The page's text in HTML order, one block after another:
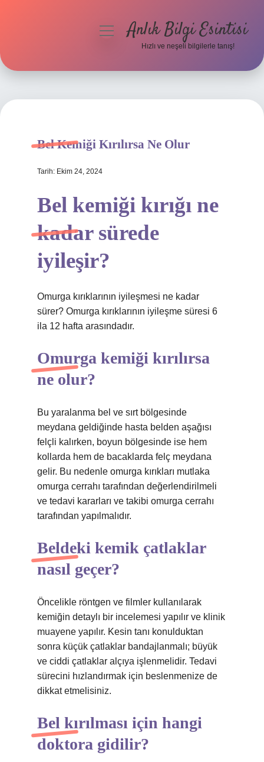
Hakkımızda
menüyüAnlık Bilgi Esintisi
Hızlı ve neşeli bilgilerle tanış!
Bel Kemiği Kırılırsa Ne Olur
Tarih: Ekim 24, 2024
Bel kemiği kırığı ne
kadar sürede
iyileşir?
Omurga kırıklarının iyileşmesi ne kadar
sürer? Omurga kırıklarının iyileşme süresi 6
ila 12 hafta arasındadır.
Omurga kemiği kırılırsa
ne olur?
Bu yaralanma bel ve sırt bölgesinde
meydana geldiğinde hasta belden aşağısı
felçli kalırken, boyun bölgesinde ise hem
kollarda hem de bacaklarda felç meydana
gelir. Bu nedenle omurga kırıkları mutlaka
omurga cerrahı tarafından değerlendirilmeli
ve tedavi kararları ve takibi omurga cerrahı
tarafından yapılmalıdır.
Beldeki kemik çatlaklar
nasıl geçer?
Öncelikle röntgen ve filmler kullanılarak
kemiğin detaylı bir incelemesi yapılır ve klinik
muayene yapılır. Kesin tanı konulduktan
sonra küçük çatlaklar bandajlanmalı; büyük
ve ciddi çatlaklar alçıya işlenmelidir. Tedavi
sürecini hızlandırmak için beslenmenize de
dikkat etmelisiniz.
Bel kırılması için hangi
doktora gidilir?